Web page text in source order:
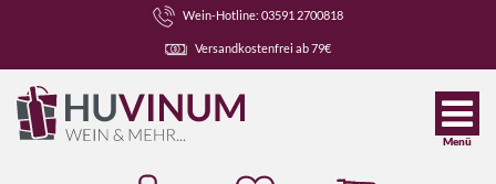
Wein-Hotline: 03591 2700818
Versandkostenfrei ab 79€
Menü